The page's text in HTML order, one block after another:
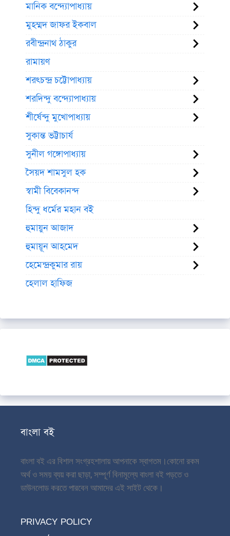
মানিক বন্দ্যোপাধ্যায়
মুহম্মদ জাফর ইকবাল
রবীন্দ্রনাথ ঠাকুর
রামায়ণ
শরৎচন্দ্র চট্টোপাধ্যায়
শরদিন্দু বন্দ্যোপাধ্যায়
শীর্ষেন্দু মুখোপাধ্যায়
সুকান্ত ভট্টাচার্য
সুনীল গঙ্গোপাধ্যায়
সৈয়দ শামসুল হক
স্বামী বিবেকানন্দ
হিন্দু ধর্মের মহান বই
হুমায়ুন আজাদ
হুমায়ূন আহমেদ
হেমেন্দ্রকুমার রায়
হেলাল হাফিজ
বাংলা বই
বাংলা বই এর বিশাল সংগ্রহশালায় আপনাকে স্বাগতম।কোনো রকম
অর্থ ও সময় ব্যয় করা ছাড়া, সম্পূর্ণ বিনামূল্যে বাংলা বই পড়তে ও
ডাউনলোড করতে পারবেন আমাদের এই সাইট থেকে।
PRIVACY POLICY